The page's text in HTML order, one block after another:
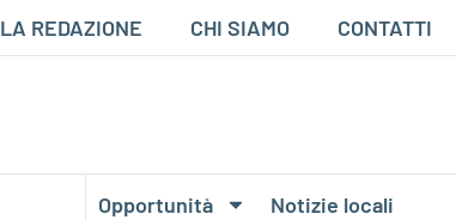
LA REDAZIONE CHI SIAMO CONTATTI
Opportunità Notizie locali